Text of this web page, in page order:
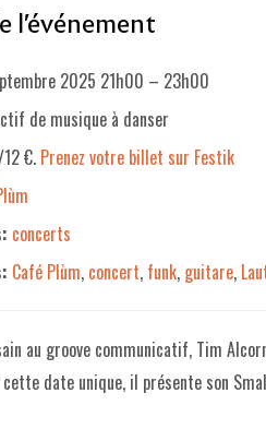
l'événement
2025 21h00 – 23h00
de musique à danser
€. Prenez votre billet sur Festik
concerts
Café Plùm, concert, funk, guitare,
au groove communicatif, Tim
date unique, il présente son